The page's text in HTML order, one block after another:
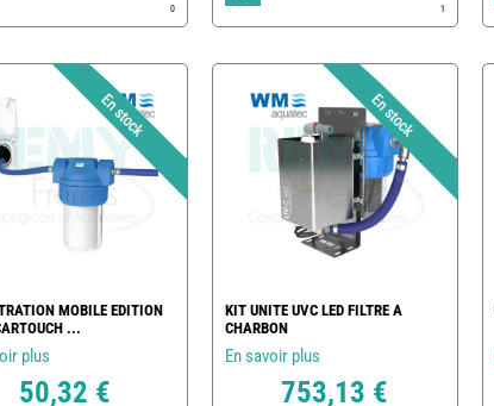
0 1
MOBILE EDITION
...
plus
50,32 €
KIT UNITE UVC LED FILTRE A
CHARBON
En savoir plus
753,13 €